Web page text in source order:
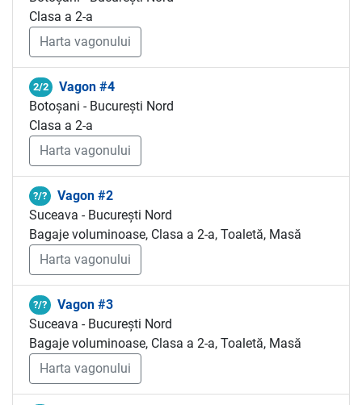
Clasa a 2-a
Harta vagonului
2/2
Vagon #4
Botoșani - București Nord
Clasa a 2-a
Harta vagonului
?/?
Vagon #2
Suceava - București Nord
Bagaje voluminoase, Clasa a 2-a, Toaletă, Masă
Harta vagonului
?/?
Vagon #3
Suceava - București Nord
Bagaje voluminoase, Clasa a 2-a, Toaletă, Masă
Harta vagonului